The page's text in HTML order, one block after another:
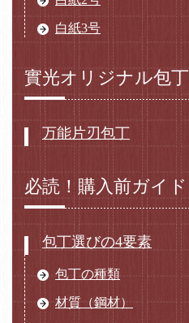
白紙3号
實光オリジナル包丁
万能片刃包丁
必読！購入前ガイド
包丁選びの4要素
包丁の種類
材質（鋼材）